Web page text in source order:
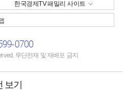
한국경제TV 패밀리 사이트
0700
무단전재 및 재배포 금지
보기